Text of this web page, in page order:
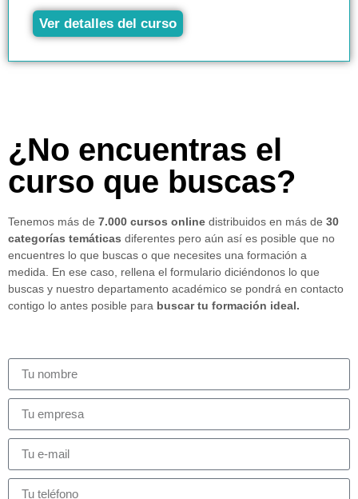
Ver detalles del curso
¿No encuentras el
curso que buscas?
Tenemos más de 7.000 cursos online distribuidos en más de 30
categorías temáticas diferentes pero aún así es posible que no
encuentres lo que buscas o que necesites una formación a
medida. En ese caso, rellena el formulario diciéndonos lo que
buscas y nuestro departamento académico se pondrá en contacto
contigo lo antes posible para buscar tu formación ideal.